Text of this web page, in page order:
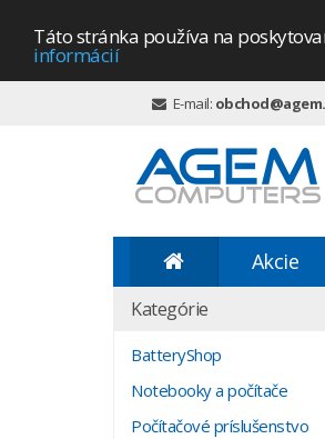
Táto stránka používa na
informácií
E-mail:
Akcie
Kategórie
BatteryShop
Notebooky a počítače
Počítačové príslušenstvo